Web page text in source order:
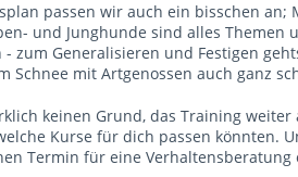
passen wir auch ein bisschen
und Junghunde sind alles
- zum Generalisieren und Festigen
Schnee mit Artgenossen auch ganz
keinen Grund, das Training
Kurse für dich passen könnten.
Termin für eine